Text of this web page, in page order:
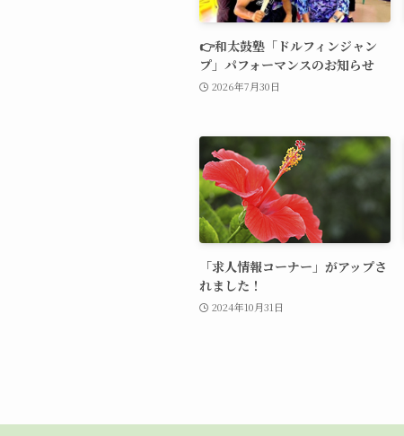
👉和太鼓塾「ドルフィンジャン
プ」パフォーマンスのお知らせ
2026年7月30日
「求人情報コーナー」がアップさ
れました！
2024年10月31日